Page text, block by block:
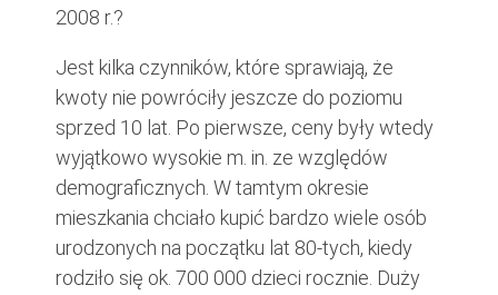
2008 r.?
Jest kilka czynników, które sprawiają, że
kwoty nie powróciły jeszcze do poziomu
sprzed 10 lat. Po pierwsze, ceny były wtedy
wyjątkowo wysokie m. in. ze względów
demograficznych. W tamtym okresie
mieszkania chciało kupić bardzo wiele osób
urodzonych na początku lat 80-tych, kiedy
rodziło się ok. 700 000 dzieci rocznie. Duży